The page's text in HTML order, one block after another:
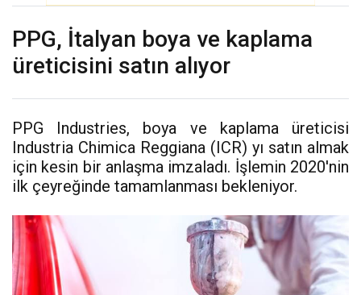
PPG, İtalyan boya ve kaplama
üreticisini satın alıyor
PPG Industries, boya ve kaplama üreticisi
Industria Chimica Reggiana (ICR) yı satın almak
için kesin bir anlaşma imzaladı. İşlemin 2020'nin
ilk çeyreğinde tamamlanması bekleniyor.